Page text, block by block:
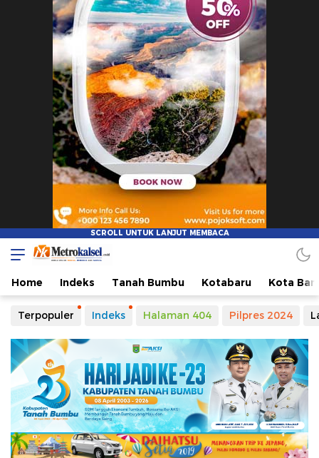
Metro Kalsel
Media Online Terkini, Faktual dan Mendidik
Home Indeks Tanah Bumbu Kotabaru Kota
Terpopuler Indeks Halaman 404 Pilpres 2024